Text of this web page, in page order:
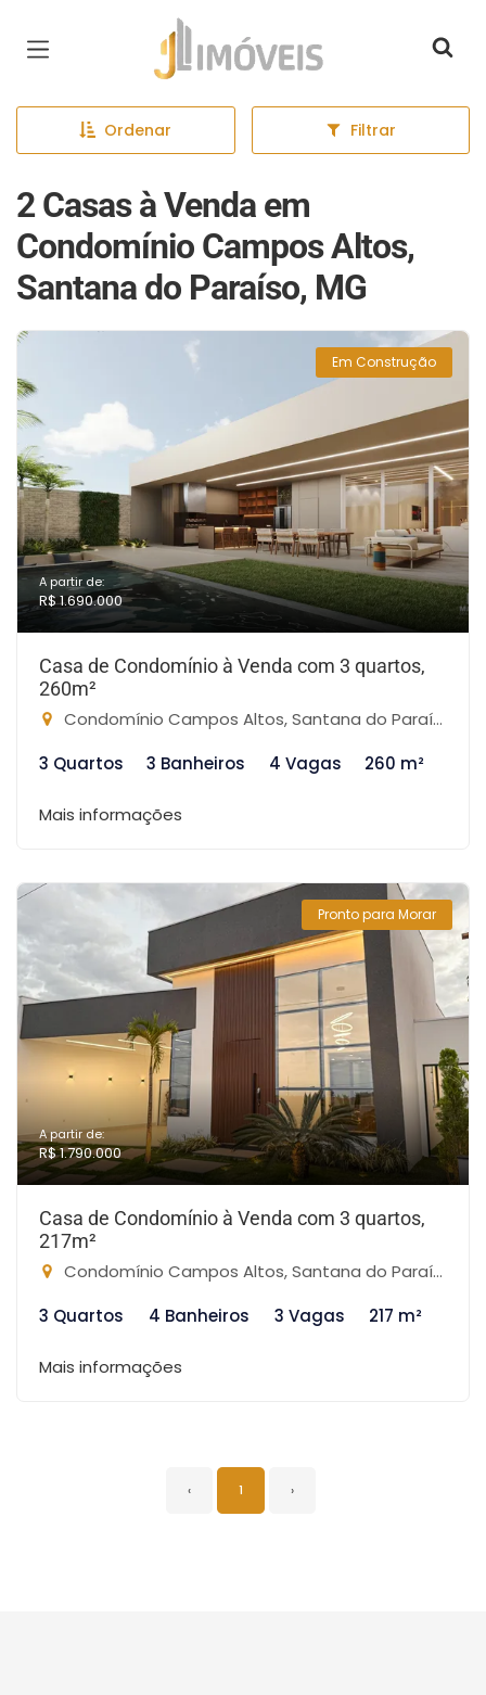
Página inicial
Ordenar Filtrar
2 Casas à Venda em
Condomínio Campos Altos,
Santana do Paraíso, MG
Em Construção
A partir de:
R$ 1.690.000
Casa de Condomínio à Venda com 3 quartos,
260m²
Condomínio Campos Altos, Santana do Paraíso-MG
3 Quartos
3 Banheiros 4 Vagas 260 m²
Mais informações
Pronto para Morar
A partir de:
R$ 1.790.000
Casa de Condomínio à Venda com 3 quartos,
217m²
Condomínio Campos Altos, Santana do Paraíso-MG
3 Quartos
4 Banheiros 3 Vagas 217 m²
Mais informações
‹ 1 ›